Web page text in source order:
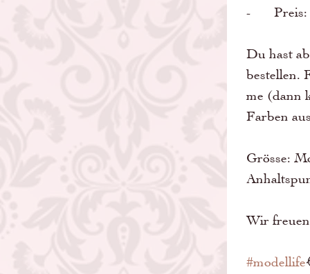
-
Du hast
bestellen.
me (dann
Farben
Grösse:
Wir
#modellife